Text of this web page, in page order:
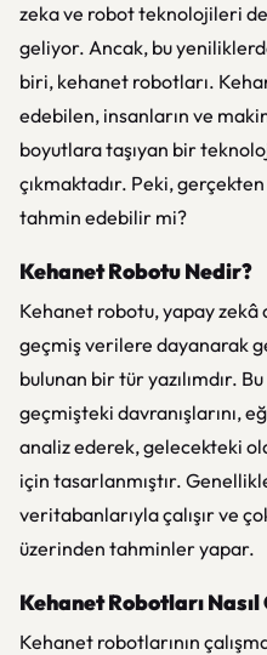
zeka ve robot teknolojileri
geliyor. Ancak, bu
biri, kehanet robotları.
edebilen, insanların ve
boyutlara taşıyan bir
çıkmaktadır. Peki,
tahmin edebilir mi?
Kehanet Robotu Nedir?
Kehanet robotu, yapay
geçmiş verilere dayanarak
bulunan bir tür yazılımdır.
geçmişteki davranışlarını,
analiz ederek, gelecekteki
için tasarlanmıştır.
veritabanlarıyla çalışır ve
üzerinden tahminler yapar.
Kehanet Robotları Nasıl
Kehanet robotlarının